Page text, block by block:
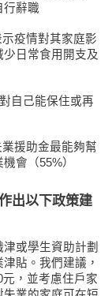
行辭職
疫情對其家庭影
日常食用開支及
自己能保住或再
援助金最能夠幫
會（55%）
出以下政策建
或學生資助計劃
貼。我們建議，
，並考慮住戶家